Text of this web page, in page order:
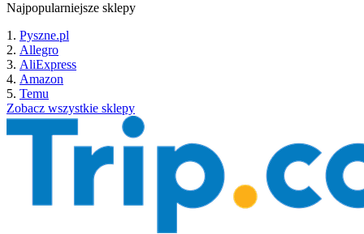
Najpopularniejsze sklepy
Pyszne.pl
Allegro
AliExpress
Amazon
Temu
Zobacz wszystkie sklepy